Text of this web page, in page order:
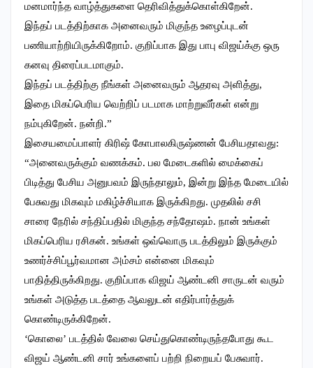
மனமார்ந்த வாழ்த்துகளை தெரிவித்துக்கொள்கிறேன்.
இந்தப் படத்திற்காக அனைவரும் மிகுந்த உழைப்புடன்
பணியாற்றியிருக்கிறோம். குறிப்பாக இது பாபு விஜய்க்கு ஒரு
கனவு திரைப்படமாகும்.
இந்தப் படத்திற்கு நீங்கள் அனைவரும் ஆதரவு அளித்து,
இதை மிகப்பெரிய வெற்றிப் படமாக மாற்றுவீர்கள் என்று
நம்புகிறேன். நன்றி.”
இசையமைப்பாளர் கிரிஷ் கோபாலகிருஷ்ணன் பேசியதாவது:
“அனைவருக்கும் வணக்கம். பல மேடைகளில் மைக்கைப்
பிடித்து பேசிய அனுபவம் இருந்தாலும், இன்று இந்த மேடையில்
பேசுவது மிகவும் மகிழ்ச்சியாக இருக்கிறது. முதலில் சசி
சாரை நேரில் சந்திப்பதில் மிகுந்த சந்தோஷம். நான் உங்கள்
மிகப்பெரிய ரசிகன். உங்கள் ஒவ்வொரு படத்திலும் இருக்கும்
உணர்ச்சிப்பூர்வமான அம்சம் என்னை மிகவும்
பாதித்திருக்கிறது. குறிப்பாக விஜய் ஆண்டனி சாருடன் வரும்
உங்கள் அடுத்த படத்தை ஆவலுடன் எதிர்பார்த்துக்
கொண்டிருக்கிறேன்.
‘கொலை’ படத்தில் வேலை செய்துகொண்டிருந்தபோது கூட
விஜய் ஆண்டனி சார் உங்களைப் பற்றி நிறையப் பேசுவார்.